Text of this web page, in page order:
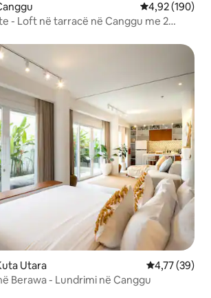
Vlerësimi
4,92 (190)
- Loft në tarracë në Canggu me 2
Utara Vlerësimi
4,77 (39)
Berawa - Lundrimi në Canggu